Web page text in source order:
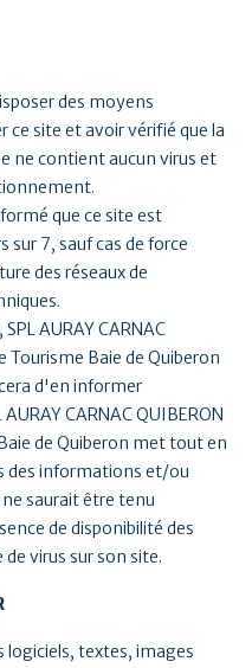
des moyens
ce site et avoir vérifié que la
ne contient aucun virus et
que ce site est
sur 7, sauf cas de force
des réseaux de
AURAY CARNAC
Tourisme Baie de Quiberon
d'en informer
CARNAC QUIBERON
de Quiberon met tout en
des informations et/ou
saurait être tenu
de disponibilité des
virus sur son site.
logiciels, textes, images